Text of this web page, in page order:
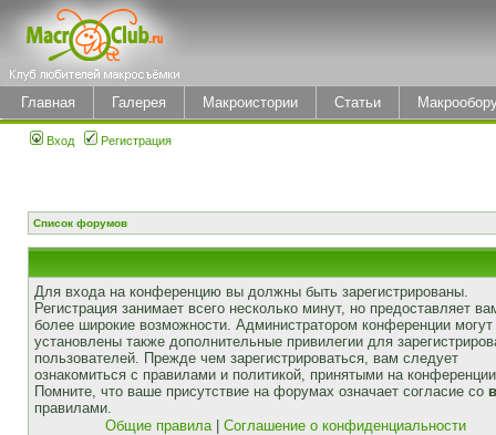
Главная Галерея Макроистории Статьи
Вход Регистрация
Список форумов
Для входа на конференцию вы должны быть зарегистрированы.
Регистрация занимает всего несколько минут, но предоставляет
более широкие возможности. Администратором конференции
установлены также дополнительные привилегии для
пользователей. Прежде чем зарегистрироваться, вам следует
ознакомиться с правилами и политикой, принятыми на
Помните, что ваше присутствие на форумах означает согласие со
правилами.
Общие правила| Соглашение о конфиденциальности